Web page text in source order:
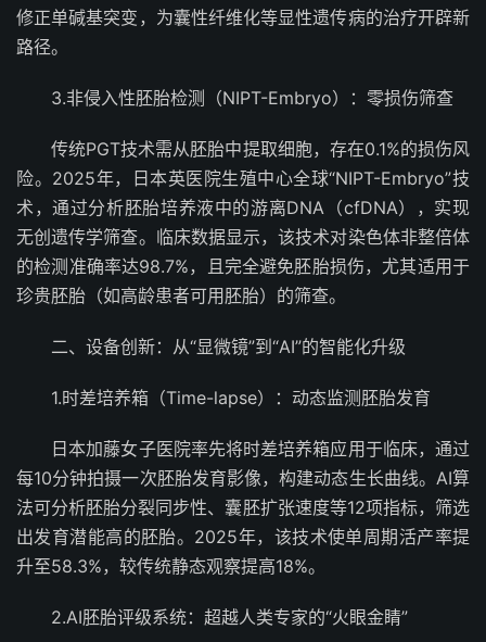
修正单碱基突变，为囊性纤维化等显性遗传病的治疗开辟新
路径。
3.非侵入性胚胎检测（NIPT-Embryo）：零损伤筛查
传统PGT技术需从胚胎中提取细胞，存在0.1%的损伤风
险。2025年，日本英医院生殖中心全球“NIPT-Embryo”技
术，通过分析胚胎培养液中的游离DNA（cfDNA），实现
无创遗传学筛查。临床数据显示，该技术对染色体非整倍体
的检测准确率达98.7%，且完全避免胚胎损伤，尤其适用于
珍贵胚胎（如高龄患者可用胚胎）的筛查。
二、设备创新：从“显微镜”到“AI”的智能化升级
1.时差培养箱（Time-lapse）：动态监测胚胎发育
日本加藤女子医院率先将时差培养箱应用于临床，通过
每10分钟拍摄一次胚胎发育影像，构建动态生长曲线。AI算
法可分析胚胎分裂同步性、囊胚扩张速度等12项指标，筛选
出发育潜能高的胚胎。2025年，该技术使单周期活产率提
升至58.3%，较传统静态观察提高18%。
2.AI胚胎评级系统：超越人类专家的“火眼金睛”